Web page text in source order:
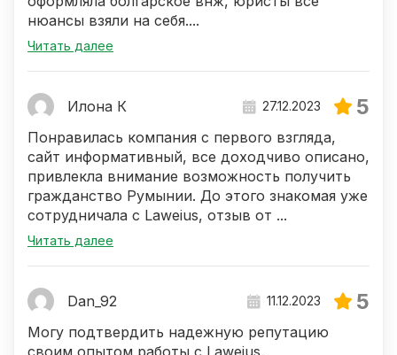
нюансы взяли на себя....
Читать далее
Илона К 27.12.2023 5
Понравилась компания с первого взгляда,
сайт информативный, все доходчиво описано,
привлекла внимание возможность получить
гражданство Румынии. До этого знакомая уже
сотрудничала с Laweius, отзыв от ...
Читать далее
Dan_92 11.12.2023 5
Могу подтвердить надежную репутацию
своим опытом работы с Laweius.